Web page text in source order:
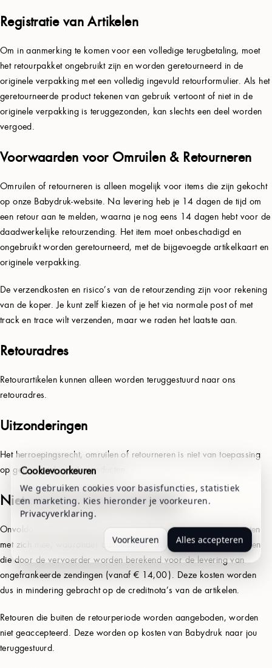
Registratie van Artikelen
Om in aanmerking te komen voor een volledige terugbetaling, moet
het retourpakket ongebruikt zijn en worden geretourneerd in de
originele verpakking met een volledig ingevuld retourformulier. Als het
geretourneerde product tekenen van gebruik vertoont of niet in de
originele verpakking is teruggezonden, kan slechts een deel worden
vergoed.
Voorwaarden voor Omruilen & Retourneren
Omruilen of retourneren is alleen mogelijk voor items die zijn gekocht
op onze Babydruk-website. Na levering heb je 14 dagen de tijd om
een retour aan te melden, waarna je nog eens 14 dagen hebt voor de
daadwerkelijke retourzending. Het item moet onbeschadigd en
ongebruikt worden geretourneerd, met de bijgevoegde artikelkaart en
originele verpakking.
De verzendkosten en risico’s van de retourzending zijn voor rekening
van de koper. Je kunt zelf kiezen of je het via normale post of met
track en trace wilt verzenden, maar we raden het laatste aan.
Retouradres
Retourartikelen kunnen alleen worden teruggestuurd naar ons
retouradres.
Uitzonderingen
Het herroepingsrecht, omruilen of retourneren is niet van toepassing
op gepersonaliseerde producten.
Niet-conforme Retourzendingen
Onvoldoende gefrankeerde retourzendingen brengen helaas kosten
met zich mee, waaronder administratiekosten van € 4,95 en kosten
die door de vervoerder worden berekend voor de levering van
ongefrankeerde zendingen (vanaf € 14,00). Deze kosten worden
dus in mindering gebracht op de creditnota’s van de artikelen.
Retouren die buiten de retourperiode worden aangeboden, worden
niet geaccepteerd. Deze worden op kosten van Babydruk naar jou
teruggestuurd.
Cookievoorkeuren
We gebruiken cookies voor basisfuncties, statistiek
en marketing. Kies hieronder je voorkeuren.
Privacyverklaring.
Voorkeuren Alles accepteren